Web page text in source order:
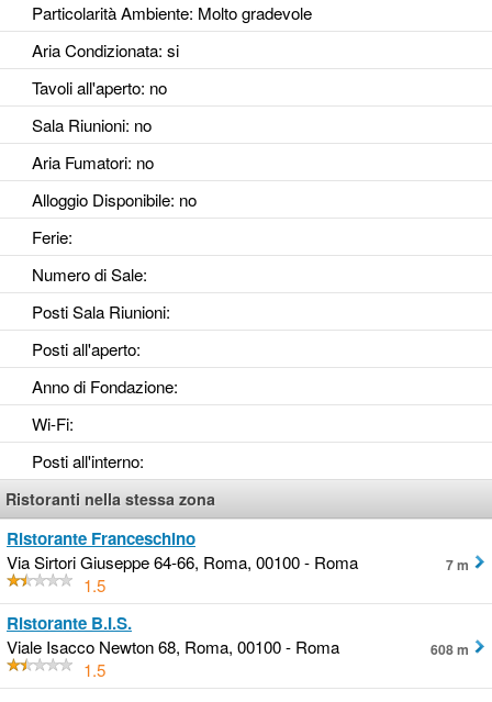
Particolarità Ambiente: Molto gradevole
Aria Condizionata: si
Tavoli all'aperto: no
Sala Riunioni: no
Aria Fumatori: no
Alloggio Disponibile: no
Ferie:
Numero di Sale:
Posti Sala Riunioni:
Posti all'aperto:
Anno di Fondazione:
Wi-Fi:
Posti all'interno:
Ristoranti nella stessa zona
Ristorante Franceschino
Via Sirtori Giuseppe 64-66, Roma, 00100 - Roma
1.5
7 m
Ristorante B.I.S.
Viale Isacco Newton 68, Roma, 00100 - Roma
1.5
608 m